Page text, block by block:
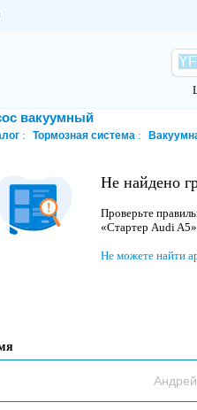
вакуумный
Тормозная система
Не найдено
Проверьте
«Стартер Audi
Не можете найти